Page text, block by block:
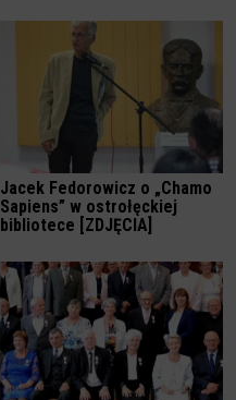
Jacek Fedorowicz o „Chamo
Sapiens” w ostrołęckiej
bibliotece [ZDJĘCIA]